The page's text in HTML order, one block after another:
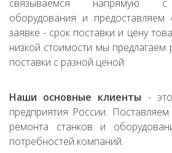
связываемся напрямую с
оборудования и
заявке - срок поставки и цену
низкой стоимости мы предлагаем
поставки с разной ценой.
Наши основные клиенты -
предприятия России.
ремонта станков и
потребностей компаний.